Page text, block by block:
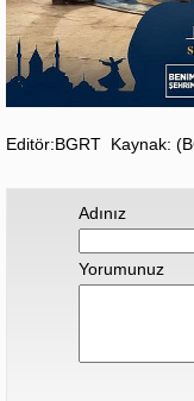
Editör:BGRT Kaynak:
Adınız
Yorumunuz